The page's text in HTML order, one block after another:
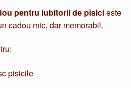
pentru iubitorii de pisicieste
cadou mic, dar memorabil.
pisicile